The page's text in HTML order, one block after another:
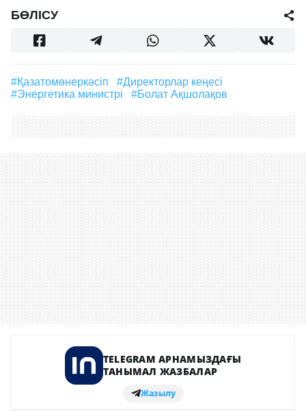
БӨЛІСУ
#Қазатомөнеркәсіп
#директорлар кеңесі
#энергетика министрі
#Болат Ақшолақов